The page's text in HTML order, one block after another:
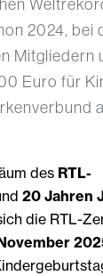
2024, bei
Mitgliedern
Euro für
des RTL-
20 Jahren
die RTL-